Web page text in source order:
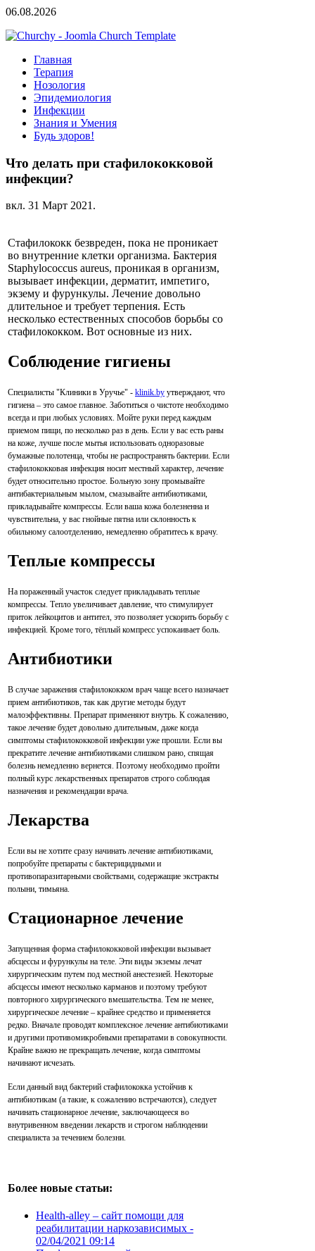
06.08.2026
Главная
Терапия
Нозология
Эпидемиология
Инфекции
Знания и Умения
Будь здоров!
Что делать при стафилококковой
инфекции?
вкл. 31 Март 2021.
Стафилококк безвреден, пока не проникает
во внутренние клетки организма. Бактерия
Staphylococcus aureus, проникая в организм,
вызывает инфекции, дерматит, импетиго,
экзему и фурункулы. Лечение довольно
длительное и требует терпения. Есть
несколько естественных способов борьбы со
стафилококком. Вот основные из них.
Соблюдение гигиены
Специалисты "Клиники в Уручье" - klinik.by утверждают, что
гигиена – это самое главное. Заботиться о чистоте необходимо
всегда и при любых условиях. Мойте руки перед каждым
приемом пищи, по несколько раз в день. Если у вас есть раны
на коже, лучше после мытья использовать одноразовые
бумажные полотенца, чтобы не распространять бактерии. Если
стафилококковая инфекция носит местный характер, лечение
будет относительно простое. Больную зону промывайте
антибактериальным мылом, смазывайте антибиотиками,
прикладывайте компрессы. Если ваша кожа болезненна и
чувствительна, у вас гнойные пятна или склонность к
обильному салоотделению, немедленно обратитесь к врачу.
Теплые компрессы
На пораженный участок следует прикладывать теплые
компрессы. Тепло увеличивает давление, что стимулирует
приток лейкоцитов и антител, это позволяет ускорить борьбу с
инфекцией. Кроме того, тёплый компресс успокаивает боль.
Антибиотики
В случае заражения стафилококком врач чаще всего назначает
прием антибиотиков, так как другие методы будут
малоэффективны. Препарат применяют внутрь. К сожалению,
такое лечение будет довольно длительным, даже когда
симптомы стафилококковой инфекции уже прошли. Если вы
прекратите лечение антибиотиками слишком рано, спящая
болезнь немедленно вернется. Поэтому необходимо пройти
полный курс лекарственных препаратов строго соблюдая
назначения и рекомендации врача.
Лекарства
Если вы не хотите сразу начинать лечение антибиотиками,
попробуйте препараты с бактерицидными и
противопаразитарными свойствами, содержащие экстракты
полыни, тимьяна.
Стационарное лечение
Запущенная форма стафилококковой инфекции вызывает
абсцессы и фурункулы на теле. Эти виды экземы лечат
хирургическим путем под местной анестезией. Некоторые
абсцессы имеют несколько карманов и поэтому требуют
повторного хирургического вмешательства. Тем не менее,
хирургическое лечение – крайнее средство и применяется
редко. Вначале проводят комплексное лечение антибиотиками
и другими противомикробными препаратами в совокупности.
Крайне важно не прекращать лечение, когда симптомы
начинают исчезать.
Если данный вид бактерий стафилококка устойчив к
антибиотикам (а такие, к сожалению встречаются), следует
начинать стационарное лечение, заключающееся во
внутривенном введении лекарств и строгом наблюдении
специалиста за течением болезни.
Более новые статьи:
Health-alley – сайт помощи для
реабилитации наркозависимых -
02/04/2021 09:14